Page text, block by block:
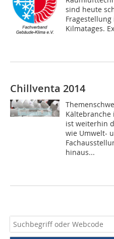
sind heute
Kilmatages.
Chillventa 2014
Kältebranche
ist weiterhin
wie Umwelt-
hinaus...